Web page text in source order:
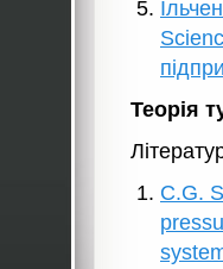
Теорія
C.G.